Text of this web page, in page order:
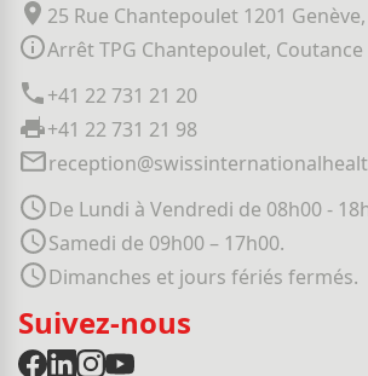
25 Rue Chantepoulet 1201
Arrêt TPG Chantepoulet, Coutance
+41 22 731 21 20
+41 22 731 21 98
De Lundi à Vendredi de 08h00 -
Samedi de 09h00 – 17h00.
Dimanches et jours fériés fermés.
Suivez-nous